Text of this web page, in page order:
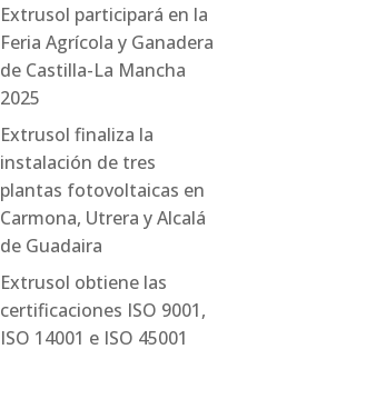
Extrusol participará en la
Feria Agrícola y Ganadera
de Castilla-La Mancha
2025
Extrusol finaliza la
instalación de tres
plantas fotovoltaicas en
Carmona, Utrera y Alcalá
de Guadaira
Extrusol obtiene las
certificaciones ISO 9001,
ISO 14001 e ISO 45001